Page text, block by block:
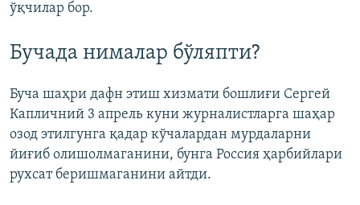
ўқчилар бор.
Бучада нималар бўляпти?
Буча шаҳри дафн этиш хизмати бошлиғи Сергей
Капличний 3 апрель куни журналистларга шаҳар
озод этилгунга қадар кўчалардан мурдаларни
йиғиб олишолмаганини, бунга Россия ҳарбийлари
рухсат беришмаганини айтди.